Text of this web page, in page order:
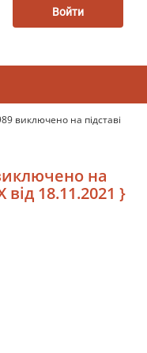
Войти
виключено на підставі
на
від 18.11.2021 }